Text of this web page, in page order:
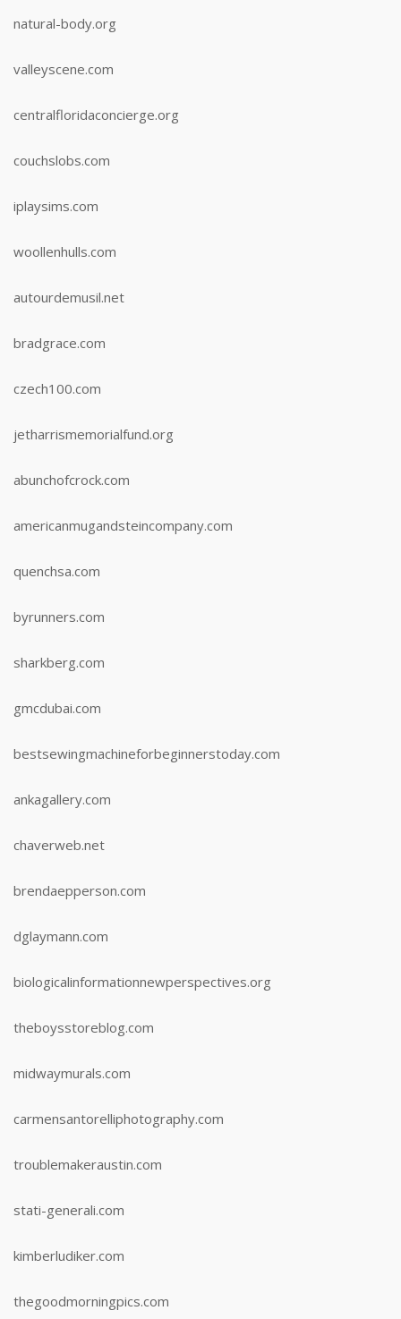
natural-body.org
valleyscene.com
centralfloridaconcierge.org
couchslobs.com
iplaysims.com
woollenhulls.com
autourdemusil.net
bradgrace.com
czech100.com
jetharrismemorialfund.org
abunchofcrock.com
americanmugandsteincompany.com
quenchsa.com
byrunners.com
sharkberg.com
gmcdubai.com
bestsewingmachineforbeginnerstoday.com
ankagallery.com
chaverweb.net
brendaepperson.com
dglaymann.com
biologicalinformationnewperspectives.org
theboysstoreblog.com
midwaymurals.com
carmensantorelliphotography.com
troublemakeraustin.com
stati-generali.com
kimberludiker.com
thegoodmorningpics.com